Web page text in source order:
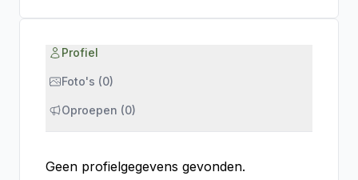
Profiel
Foto's (0)
Oproepen (0)
Geen profielgegevens gevonden.